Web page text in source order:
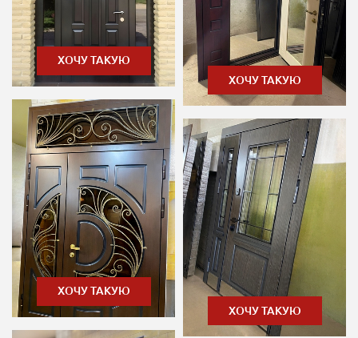
ХОЧУ ТАКУЮ
ХОЧУ ТАКУЮ
ХОЧУ ТАКУЮ
ХОЧУ ТАКУЮ